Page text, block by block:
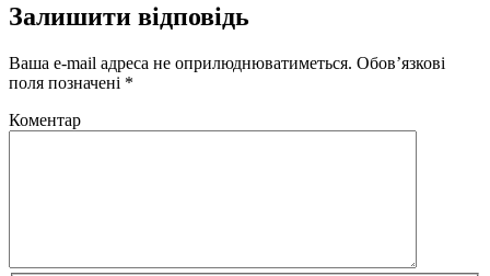
Залишити відповідь
Ваша e-mail адреса не оприлюднюватиметься. Обов’язкові
поля позначені *
Коментар